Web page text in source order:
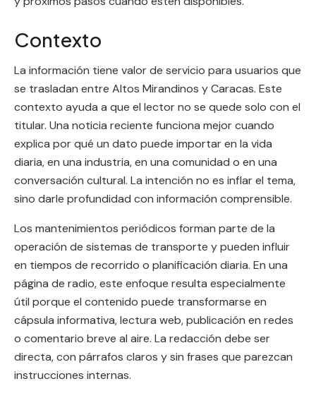
Contexto
La información tiene valor de servicio para usuarios que
se trasladan entre Altos Mirandinos y Caracas. Este
contexto ayuda a que el lector no se quede solo con el
titular. Una noticia reciente funciona mejor cuando
explica por qué un dato puede importar en la vida
diaria, en una industria, en una comunidad o en una
conversación cultural. La intención no es inflar el tema,
sino darle profundidad con información comprensible.
Los mantenimientos periódicos forman parte de la
operación de sistemas de transporte y pueden influir
en tiempos de recorrido o planificación diaria. En una
página de radio, este enfoque resulta especialmente
útil porque el contenido puede transformarse en
cápsula informativa, lectura web, publicación en redes
o comentario breve al aire. La redacción debe ser
directa, con párrafos claros y sin frases que parezcan
instrucciones internas.